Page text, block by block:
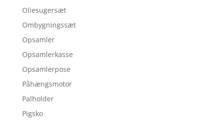
Oliesugersæt
Ombygningssæt
Opsamler
Opsamlerkasse
Opsamlerpose
Påhængsmotor
Palholder
Pigsko